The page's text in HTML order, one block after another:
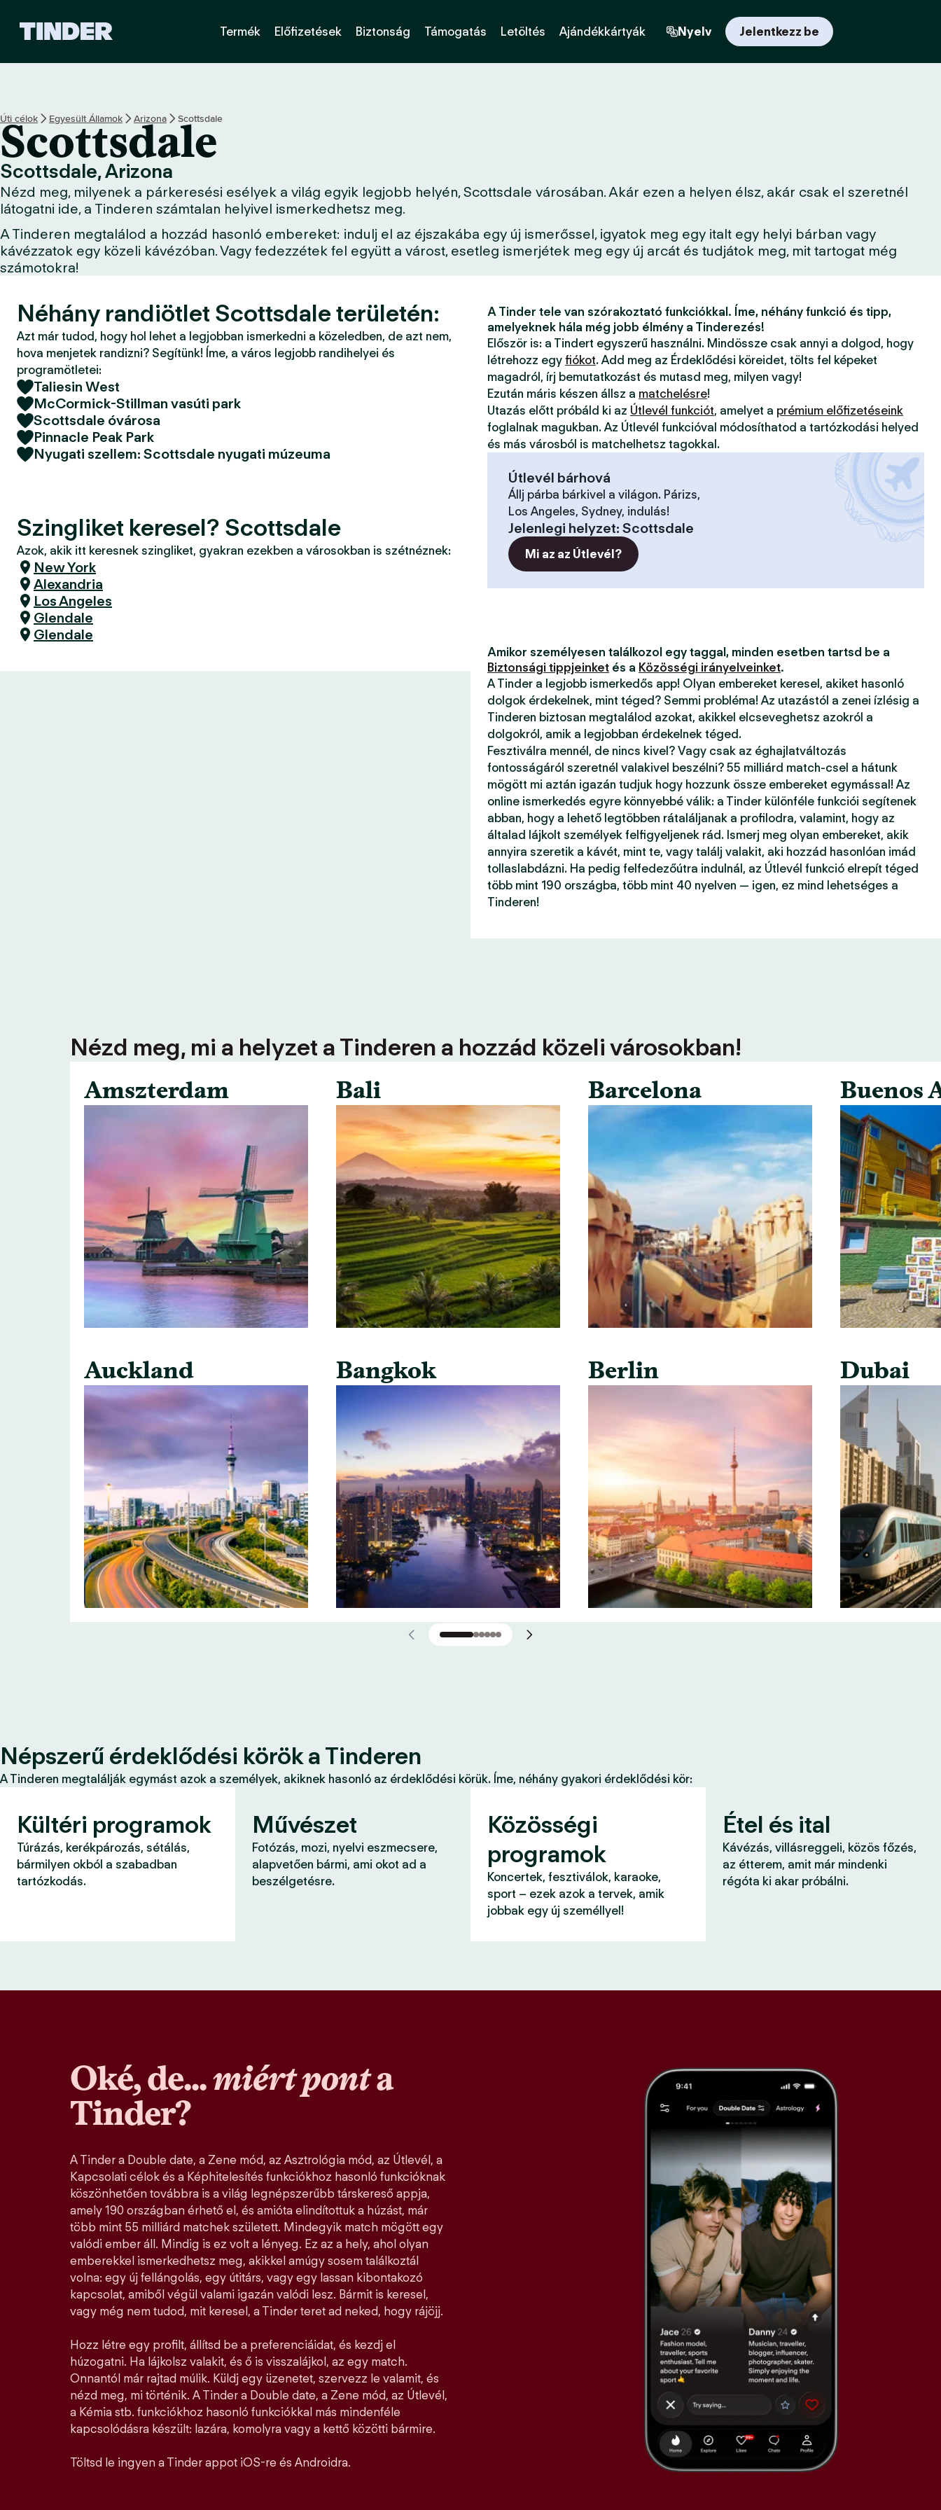
K
e
z
d
ő
o
l
a
l
Termék Előfizetések Biztonság Támogatás Letöltés Ajándékkártyák Nyelv Jelentkezz be
Úti célok Egyesült Államok Arizona Scottsdale
Scottsdale
Scottsdale, Arizona
Nézd meg, milyenek a párkeresési esélyek a világ egyik legjobb helyén, Scottsdale városában. Akár ezen a helyen élsz, akár csak el szeretnél
látogatni ide, a Tinderen számtalan helyivel ismerkedhetsz meg.
A Tinderen megtalálod a hozzád hasonló embereket: indulj el az éjszakába egy új ismerőssel, igyatok meg egy italt egy helyi bárban vagy
kávézzatok egy közeli kávézóban. Vagy fedezzétek fel együtt a várost, esetleg ismerjétek meg egy új arcát és tudjátok meg, mit tartogat még
számotokra!
Néhány randiötlet Scottsdale területén:
Azt már tudod, hogy hol lehet a legjobban ismerkedni a közeledben, de azt nem,
hova menjetek randizni? Segítünk! Íme, a város legjobb randihelyei és
programötletei:
Taliesin West
McCormick-Stillman vasúti park
Scottsdale óvárosa
Pinnacle Peak Park
Nyugati szellem: Scottsdale nyugati múzeuma
Szingliket keresel? Scottsdale
Azok, akik itt keresnek szingliket, gyakran ezekben a városokban is szétnéznek:
New York
Alexandria
Los Angeles
Glendale
Glendale
A Tinder tele van szórakoztató funkciókkal. Íme, néhány funkció és tipp,
amelyeknek hála még jobb élmény a Tinderezés!
Először is: a Tindert egyszerű használni. Mindössze csak annyi a dolgod, hogy
létrehozz egy fiókot. Add meg az Érdeklődési köreidet, tölts fel képeket
magadról, írj bemutatkozást és mutasd meg, milyen vagy!
Ezután máris készen állsz a matchelésre!
Utazás előtt próbáld ki az Útlevél funkciót, amelyet a prémium előfizetéseink
foglalnak magukban. Az Útlevél funkcióval módosíthatod a tartózkodási helyed
és más városból is matchelhetsz tagokkal.
Útlevél bárhová
Állj párba bárkivel a világon. Párizs,
Los Angeles, Sydney, indulás!
Jelenlegi helyzet: Scottsdale
Mi az az Útlevél?
Amikor személyesen találkozol egy taggal, minden esetben tartsd be a
Biztonsági tippjeinket és a Közösségi irányelveinket.
A Tinder a legjobb ismerkedős app! Olyan embereket keresel, akiket hasonló
dolgok érdekelnek, mint téged? Semmi probléma! Az utazástól a zenei ízlésig a
Tinderen biztosan megtalálod azokat, akikkel elcseveghetsz azokról a
dolgokról, amik a legjobban érdekelnek téged.
Fesztiválra mennél, de nincs kivel? Vagy csak az éghajlatváltozás
fontosságáról szeretnél valakivel beszélni? 55 milliárd match-csel a hátunk
mögött mi aztán igazán tudjuk hogy hozzunk össze embereket egymással! Az
online ismerkedés egyre könnyebbé válik: a Tinder különféle funkciói segítenek
abban, hogy a lehető legtöbben rátaláljanak a profilodra, valamint, hogy az
általad lájkolt személyek felfigyeljenek rád. Ismerj meg olyan embereket, akik
annyira szeretik a kávét, mint te, vagy találj valakit, aki hozzád hasonlóan imád
tollaslabdázni. Ha pedig felfedezőútra indulnál, az Útlevél funkció elrepít téged
több mint 190 országba, több mint 40 nyelven — igen, ez mind lehetséges a
Tinderen!
Nézd meg, mi a helyzet a Tinderen a hozzád közeli városokban!
Amszterdam
Auckland
Bali
Bangkok
Barcelona
Berlin
Buenos
Dubai
Népszerű érdeklődési körök a Tinderen
A Tinderen megtalálják egymást azok a személyek, akiknek hasonló az érdeklődési körük. Íme, néhány gyakori érdeklődési kör:
Kültéri programok
Túrázás, kerékpározás, sétálás,
bármilyen okból a szabadban
tartózkodás.
Művészet
Fotózás, mozi, nyelvi eszmecsere,
alapvetően bármi, ami okot ad a
beszélgetésre.
Közösségi
programok
Koncertek, fesztiválok, karaoke,
sport – ezek azok a tervek, amik
jobbak egy új személlyel!
Étel és ital
Kávézás, villásreggeli, közös főzés,
az étterem, amit már mindenki
régóta ki akar próbálni.
Oké, de...miért ponta
Tinder?
A Tinder a Double date, a Zene mód, az Asztrológia mód, az Útlevél, a
Kapcsolati célok és a Képhitelesítés funkciókhoz hasonló funkcióknak
köszönhetően továbbra is a világ legnépszerűbb társkereső appja,
amely 190 országban érhető el, és amióta elindítottuk a húzást, már
több mint 55 milliárd matchek született. Mindegyik match mögött egy
valódi ember áll. Mindig is ez volt a lényeg. Ez az a hely, ahol olyan
emberekkel ismerkedhetsz meg, akikkel amúgy sosem találkoztál
volna: egy új fellángolás, egy útitárs, vagy egy lassan kibontakozó
kapcsolat, amiből végül valami igazán valódi lesz. Bármit is keresel,
vagy még nem tudod, mit keresel, a Tinder teret ad neked, hogy rájöjj.
Hozz létre egy profilt, állítsd be a preferenciáidat, és kezdj el
húzogatni. Ha lájkolsz valakit, és ő is visszalájkol, az egy match.
Onnantól már rajtad múlik. Küldj egy üzenetet, szervezz le valamit, és
nézd meg, mi történik. A Tinder a Double date, a Zene mód, az Útlevél,
a Kémia stb. funkciókhoz hasonló funkciókkal más mindenféle
kapcsolódásra készült: lazára, komolyra vagy a kettő közötti bármire.
Töltsd le ingyen a Tinder appot iOS-re és Androidra.